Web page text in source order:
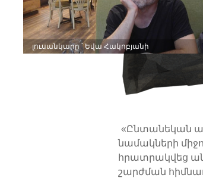
լուսանկարը ՝ Եվա Հակոբյանի
«Ընտանեկան
նամակների
հրատրակվեց
շարժման